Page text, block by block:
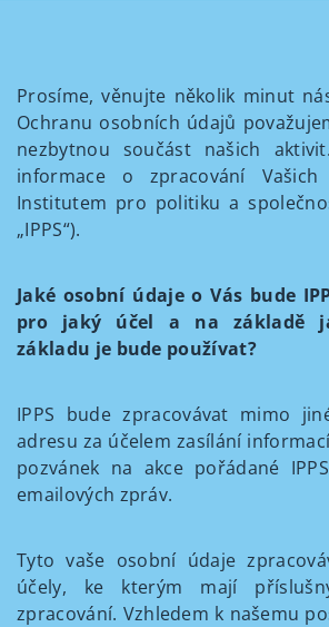
Prosíme, věnujte několik minut
Ochranu osobních údajů
nezbytnou součást našich
informace o zpracování
Institutem pro politiku a
„IPPS“).
Jaké osobní údaje o Vás bude
pro jaký účel a na základě
základu je bude používat?
IPPS bude zpracovávat mimo
adresu za účelem zasílání
pozvánek na akce pořádané
emailových zpráv.
Tyto vaše osobní údaje
účely, ke kterým mají
zpracování. Vzhledem k našemu